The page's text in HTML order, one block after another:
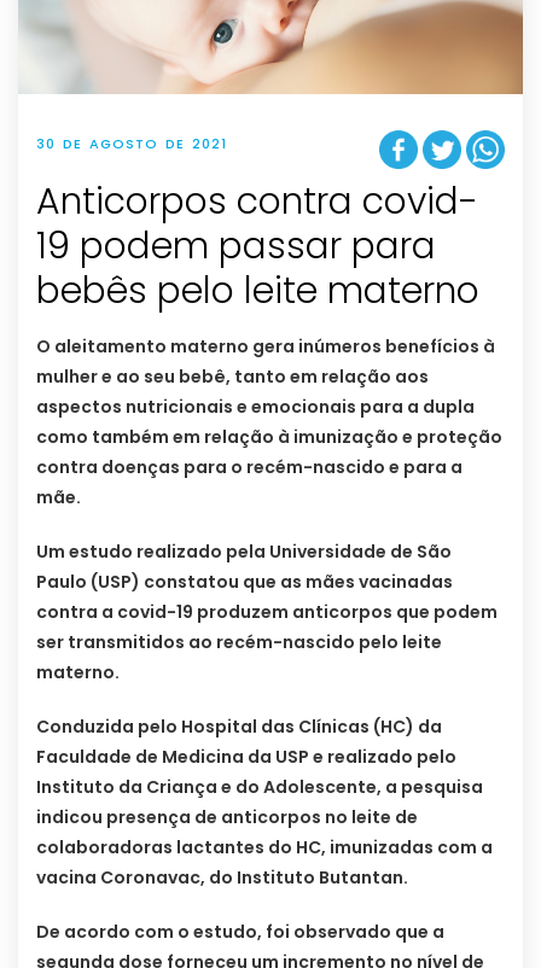
30 DE AGOSTO DE 2021
Anticorpos contra covid-
19 podem passar para
bebês pelo leite materno
O aleitamento materno gera inúmeros benefícios à
mulher e ao seu bebê, tanto em relação aos
aspectos nutricionais e emocionais para a dupla
como também em relação à imunização e proteção
contra doenças para o recém-nascido e para a
mãe.
Um estudo realizado pela Universidade de São
Paulo (USP) constatou que as mães vacinadas
contra a covid-19 produzem anticorpos que podem
ser transmitidos ao recém-nascido pelo leite
materno.
Conduzida pelo Hospital das Clínicas (HC) da
Faculdade de Medicina da USP e realizado pelo
Instituto da Criança e do Adolescente, a pesquisa
indicou presença de anticorpos no leite de
colaboradoras lactantes do HC, imunizadas com a
vacina Coronavac, do Instituto Butantan.
De acordo com o estudo, foi observado que a
segunda dose forneceu um incremento no nível de